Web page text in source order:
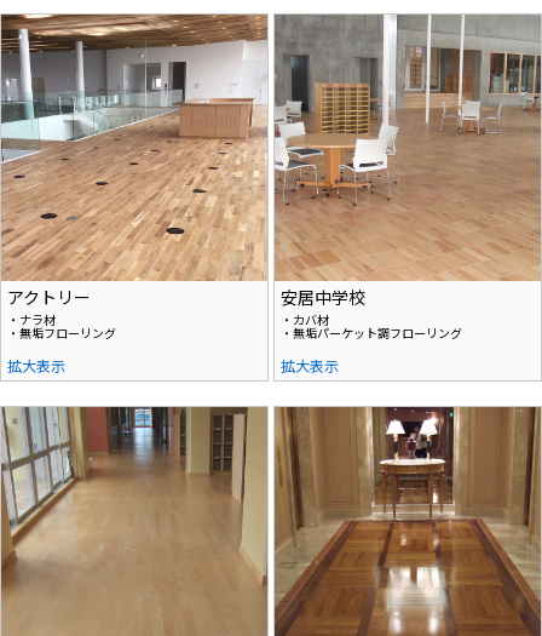
アクトリー
・ナラ材
・無垢フローリング
拡大表示
安居中学校
・カバ材
・無垢パーケット調フローリング
拡大表示